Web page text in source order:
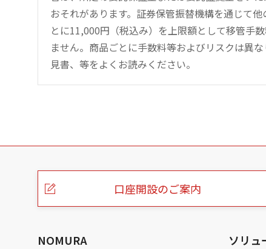
おそれがあります。証券保管振替機構を通じて
とに11,000円（税込み）を上限額として移管手
ません。商品ごとに手数料等およびリスクは異
見書、等をよくお読みください。
こ
口座開設のご案内
NOMURA
ソリュ